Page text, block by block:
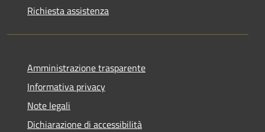
Richiesta assistenza
Amministrazione trasparente
Informativa privacy
Note legali
Dichiarazione di accessibilità